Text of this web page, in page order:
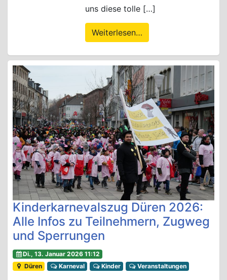
uns diese tolle […]
Weiterlesen…
Kinderkarnevalszug Düren 2026:
Alle Infos zu Teilnehmern, Zugweg
und Sperrungen
Di., 13. Januar 2026 11:12
Düren
Karneval Kinder Veranstaltungen